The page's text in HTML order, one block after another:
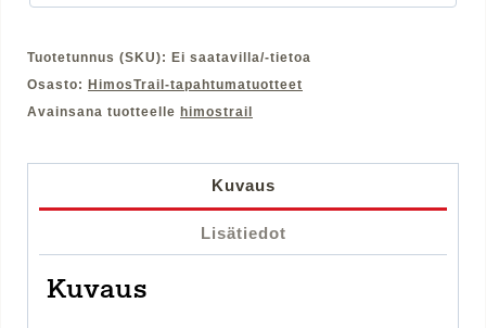
Tuotetunnus (SKU): Ei saatavilla/-tietoa
Osasto: HimosTrail-tapahtumatuotteet
Avainsana tuotteelle himostrail
Kuvaus
Lisätiedot
Kuvaus